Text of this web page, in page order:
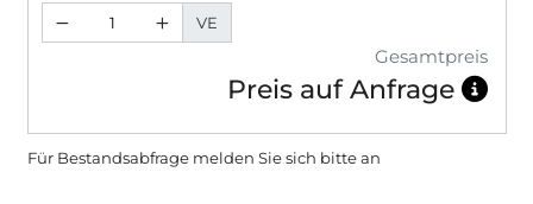
VE
Gesamtpreis
Preis auf Anfrage
Für Bestandsabfrage melden Sie sich bittean